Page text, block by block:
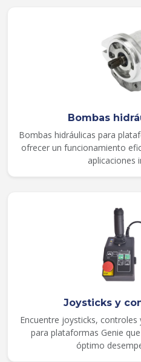
Bombas
Bombas hidráulicas para
ofrecer un funcionamiento
aplicaciones
Joysticks y
Encuentre joysticks,
para plataformas Genie
óptimo